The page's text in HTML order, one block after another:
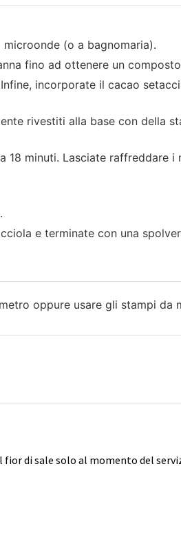
(o a bagnomaria).
fino ad ottenere un
incorporate il cacao
rivestiti alla base con della
18 minuti. Lasciate raffreddare i
e terminate con una
oppure usare gli stampi da
di sale solo al momento del